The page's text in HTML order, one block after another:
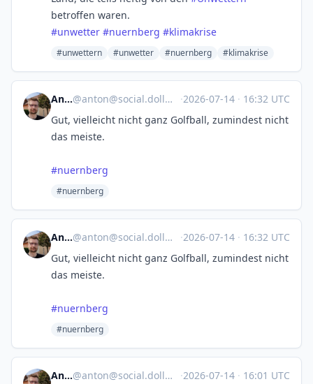
betroffen waren.
#unwetter #nuernberg #klimakrise
#unwettern #unwetter #nuernberg #klimakrise
Anton@anton@social.dollmaier.name ·2026-07-14 · 16:32 UTC
Gut, vielleicht nicht ganz Golfball, zumindest nicht
das meiste.
#nuernberg
#nuernberg
Anton@anton@social.dollmaier.name ·2026-07-14 · 16:32 UTC
Gut, vielleicht nicht ganz Golfball, zumindest nicht
das meiste.
#nuernberg
#nuernberg
Anton@anton@social.dollmaier.name ·2026-07-14 · 16:01 UTC